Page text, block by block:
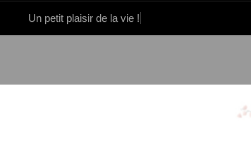
Un petit plaisir de la vie !